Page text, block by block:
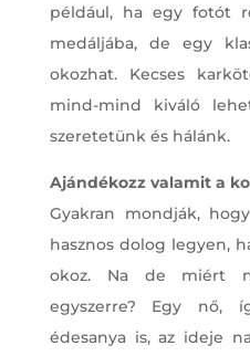
például, ha egy fotót
medáljába, de egy
okozhat. Kecses
mind-mind kiváló
szeretetünk és hálánk.
Ajándékozz valamit a
Gyakran mondják,
hasznos dolog legyen,
okoz. Na de miért
egyszerre? Egy nő,
édesanya is, az ideje